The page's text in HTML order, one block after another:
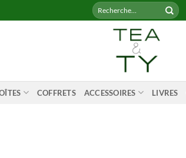
Recherche
pour :
COFFRETS ACCESSOIRES LIVRES